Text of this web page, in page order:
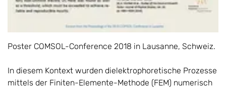
Poster COMSOL-Conference 2018 in Lausanne, Schweiz.
In diesem Kontext wurden dielektrophoretische Prozesse
mittels der Finiten-Elemente-Methode (FEM) numerisch